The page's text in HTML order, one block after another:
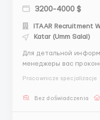
3200-4000 $
ITAAR Recruitment
Katar (Umm Salal)
Для детальной
менеджеры вас
Recruitment Agency Ltd: Company Number 12549618
Pracownicze specjalizacje
Bez doświadczenia